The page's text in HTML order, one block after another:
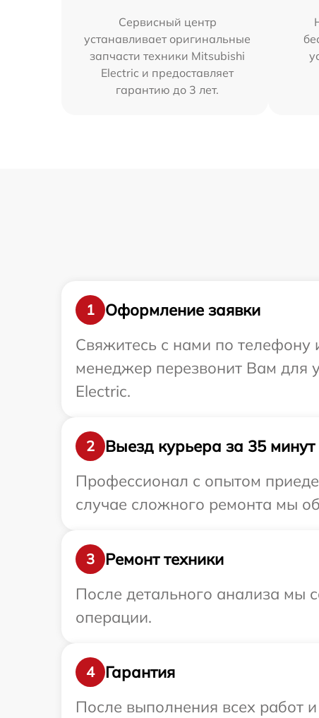
Сервисный центр
устанавливает оригинальные
запчасти техники Mitsubishi
Electric и предоставляет
гарантию до 3 лет.
1
Оформление заявки
Свяжитесь с нами по телефону
менеджер перезвонит Вам для
Electric.
2
Выезд курьера за 35 минут
Профессионал с опытом
случае сложного ремонта мы
3
Ремонт техники
После детального анализа мы
операции.
4
Гарантия
После выполнения всех работ